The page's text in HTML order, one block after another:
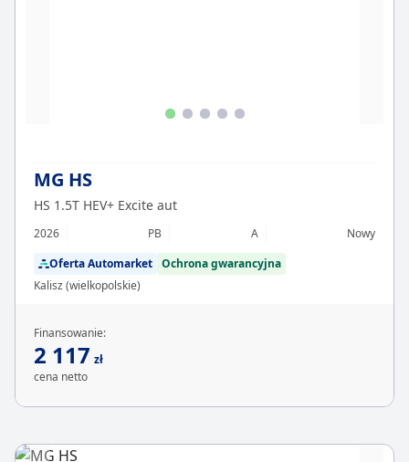
MG HS
HS 1.5T HEV+ Excite aut
2026 PB A
Nowy
Oferta Automarket Ochrona gwarancyjna
Kalisz (wielkopolskie)
Finansowanie:
2 117 zł
cena netto